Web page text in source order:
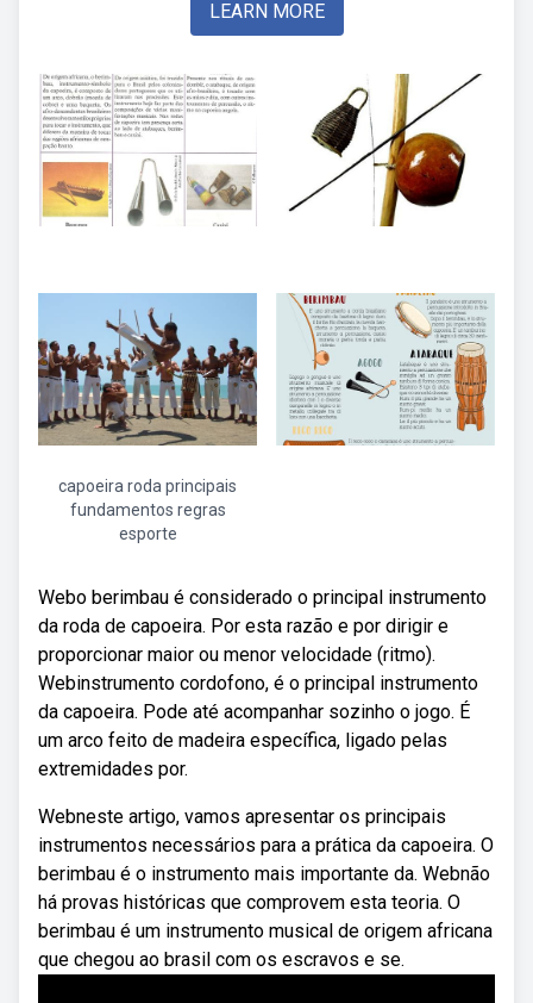
LEARN MORE
capoeira roda principais
fundamentos regras
esporte
Webo berimbau é considerado o principal instrumento
da roda de capoeira. Por esta razão e por dirigir e
proporcionar maior ou menor velocidade (ritmo).
Webinstrumento cordofono, é o principal instrumento
da capoeira. Pode até acompanhar sozinho o jogo. É
um arco feito de madeira específica, ligado pelas
extremidades por.
Webneste artigo, vamos apresentar os principais
instrumentos necessários para a prática da capoeira. O
berimbau é o instrumento mais importante da. Webnão
há provas históricas que comprovem esta teoria. O
berimbau é um instrumento musical de origem africana
que chegou ao brasil com os escravos e se.